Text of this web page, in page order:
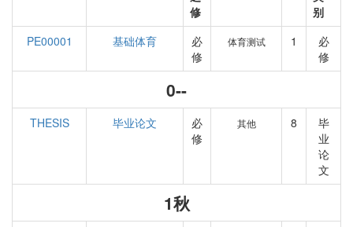
修
别
PE00001
基础体育
必
修
体育测试 1
必
修
0--
THESIS 毕业论文
必
修
其他 8
毕
业
论
文
1秋